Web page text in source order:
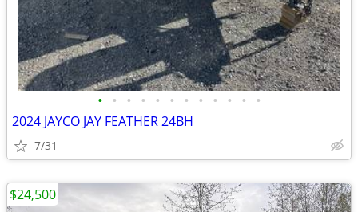
• • • • • • • • • • • •
2024 JAYCO JAY FEATHER 24BH
7/31
$24,500